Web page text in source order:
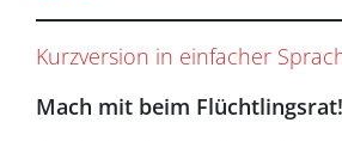
Kurzversion in einfacher
Mach mit beim Flüchtlingsrat!